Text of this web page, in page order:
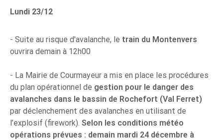
Lundi 23/12
- Suite au risque d'avalanche, le train du Montenvers
ouvrira demain à 12h00
- La Mairie de Courmayeur a mis en place les procédures
du plan opérationnel de gestion pour le danger des
avalanches dans le bassin de Rochefort (Val Ferret)
par déclenchement des avalanches en utilisant de
l’explosif (firework). Selon les conditions météo
opérations prévues : demain mardi 24 décembre à